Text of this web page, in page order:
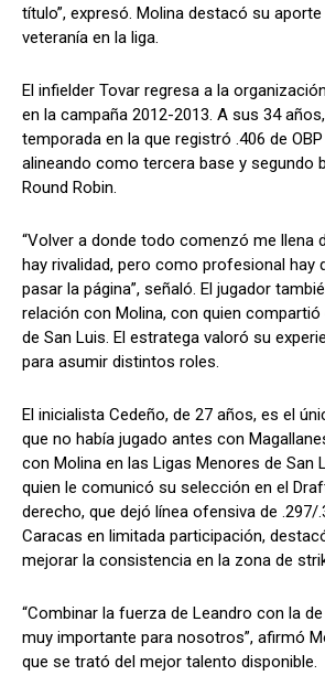
título”, expresó. Molina destacó su
veteranía en la liga.
El infielder Tovar regresa a la
en la campaña 2012-2013. A sus 34
temporada en la que registró .406 de OBP
alineando como tercera base y segundo
Round Robin.
“Volver a donde todo comenzó me llena
hay rivalidad, pero como profesional hay
pasar la página”, señaló. El jugador
relación con Molina, con quien
de San Luis. El estratega valoró su
para asumir distintos roles.
El inicialista Cedeño, de 27 años, es el
que no había jugado antes con
con Molina en las Ligas Menores de San
quien le comunicó su selección en el
derecho, que dejó línea ofensiva de .297/
Caracas en limitada participación,
mejorar la consistencia en la zona de
“Combinar la fuerza de Leandro con la
muy importante para nosotros”, afirmó
que se trató del mejor talento disponible.